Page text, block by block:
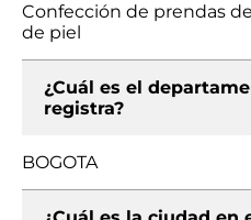
Confección de prendas
de piel
¿Cuál es el
registra?
BOGOTA